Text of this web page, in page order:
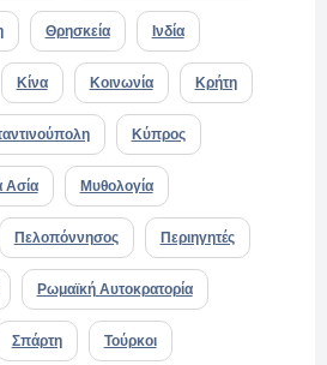
Θρησκεία Ινδία
Κίνα Κοινωνία Κρήτη
Κύπρος
Ασία Μυθολογία
Πελοπόννησος Περιηγητές
Ρωμαϊκή Αυτοκρατορία
Σπάρτη Τούρκοι